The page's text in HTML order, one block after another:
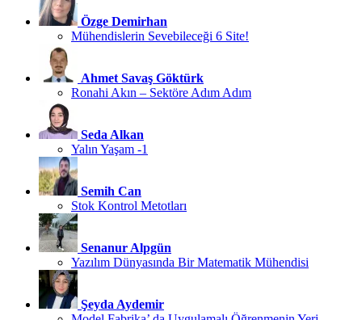
Özge Demirhan
Mühendislerin Sevebileceği 6 Site!
Ahmet Savaş Göktürk
Ronahi Akın – Sektöre Adım Adım
Seda Alkan
Yalın Yaşam -1
Semih Can
Stok Kontrol Metotları
Senanur Alpgün
Yazılım Dünyasında Bir Matematik Mühendisi
Şeyda Aydemir